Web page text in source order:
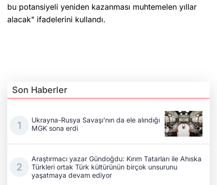
bu potansiyeli yeniden kazanması muhtemelen yıllar
alacak" ifadelerini kullandı.
Son Haberler
Ukrayna-Rusya Savaşı'nın da ele alındığı
MGK sona erdi
Araştırmacı yazar Gündoğdu: Kırım Tatarları ile Ahıska
Türkleri ortak Türk kültürünün birçok unsurunu
yaşatmaya devam ediyor